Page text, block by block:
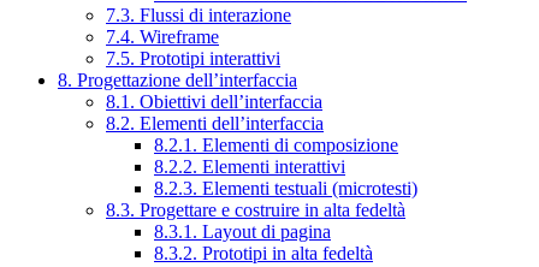
7.3. Flussi di interazione
7.4. Wireframe
7.5. Prototipi interattivi
8. Progettazione dell’interfaccia
8.1. Obiettivi dell’interfaccia
8.2. Elementi dell’interfaccia
8.2.1. Elementi di composizione
8.2.2. Elementi interattivi
8.2.3. Elementi testuali (microtesti)
8.3. Progettare e costruire in alta fedeltà
8.3.1. Layout di pagina
8.3.2. Prototipi in alta fedeltà